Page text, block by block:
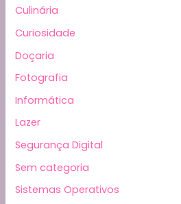
Culinária
Curiosidade
Doçaria
Fotografia
Informática
Lazer
Segurança Digital
Sem categoria
Sistemas Operativos